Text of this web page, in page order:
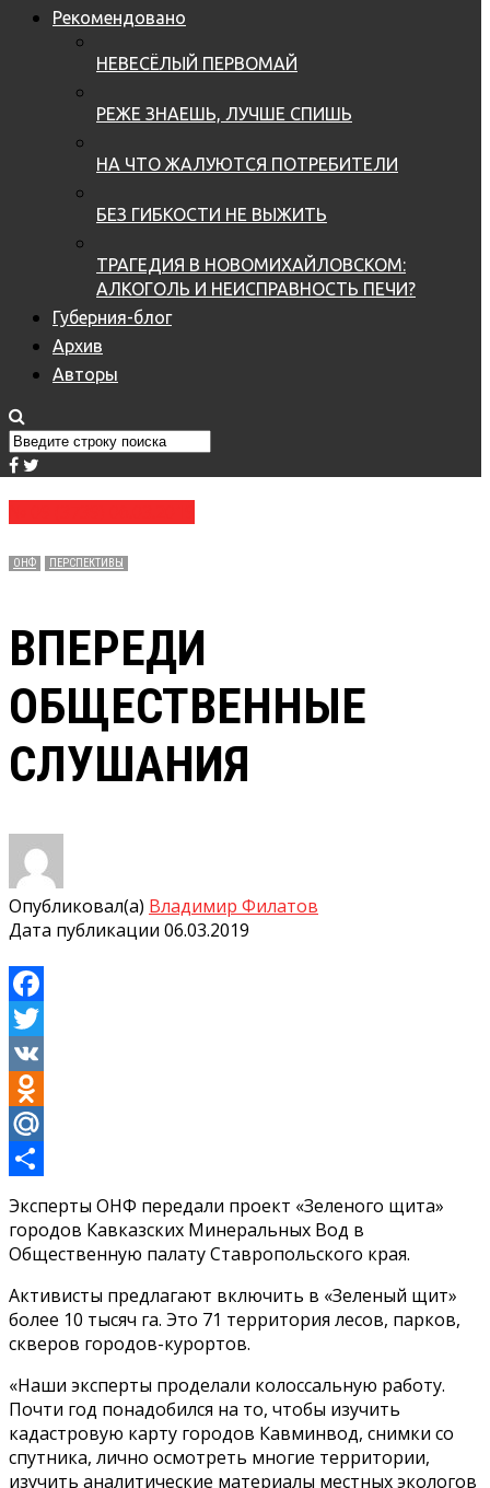
Рекомендовано
НЕВЕСЁЛЫЙ ПЕРВОМАЙ
РЕЖЕ ЗНАЕШЬ, ЛУЧШЕ СПИШЬ
НА ЧТО ЖАЛУЮТСЯ ПОТРЕБИТЕЛИ
БЕЗ ГИБКОСТИ НЕ ВЫЖИТЬ
ТРАГЕДИЯ В НОВОМИХАЙЛОВСКОМ:
АЛКОГОЛЬ И НЕИСПРАВНОСТЬ ПЕЧИ?
Губерния-блог
Архив
Авторы
ОНФ ПЕРСПЕКТИВЫ
ВПЕРЕДИ
ОБЩЕСТВЕННЫЕ
СЛУШАНИЯ
Опубликовал(а) Владимир Филатов
Дата публикации 06.03.2019
Facebook
Twitter
VK
Odnoklassniki
Mail.Ru
Отправить
Эксперты ОНФ передали проект «Зеленого щита»
городов Кавказских Минеральных Вод в
Общественную палату Ставропольского края.
Активисты предлагают включить в «Зеленый щит»
более 10 тысяч га. Это 71 территория лесов, парков,
скверов городов-курортов.
«Наши эксперты проделали колоссальную работу.
Почти год понадобился на то, чтобы изучить
кадастровую карту городов Кавминвод, снимки со
спутника, лично осмотреть многие территории,
изучить аналитические материалы местных экологов